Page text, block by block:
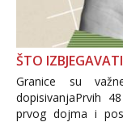
ŠTO
Granice su
dopisivanjaPrvih
prvog dojma i
Važno je izbjeći